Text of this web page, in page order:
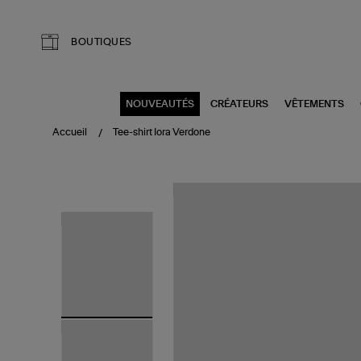
BOUTIQUES
NOUVEAUTÉS CRÉATEURS VÊTEMENTS
Accueil Tee-shirt Iora Verdone